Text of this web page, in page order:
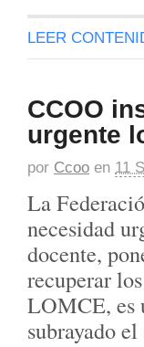
LEER
CCOO
urgente
por Ccoo en 11
La
necesidad
docente,
recuperar
LOMCE, es
subrayado